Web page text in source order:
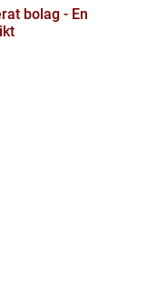
bolag - En